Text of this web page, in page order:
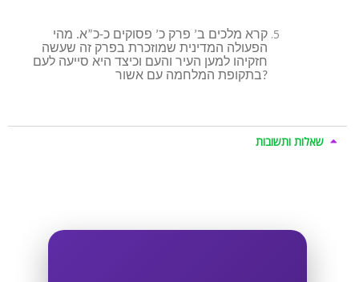
קרא מלכים ב’ פרק כ’ פסוקים כ-כ”א. מהי
הפעולה המדינית שמוזכרת בפרק זה שעשה
חזקיהו למען העיר והעם וכיצד היא סייעה לעם
בתקופת המלחמה עם אשור?
שאלות ותשובות